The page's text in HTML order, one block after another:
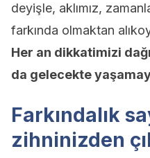
deyişle, aklımız,
farkında olmaktan
Her an dikkatimizi
da gelecekte
Farkındalık
zihninizden